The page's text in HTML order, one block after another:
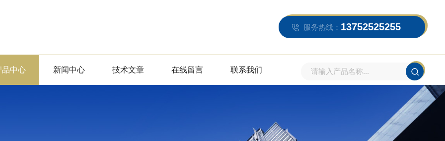
服务热线： 13752525255
品中心 新闻中心 技术文章 在线留言 联系我们